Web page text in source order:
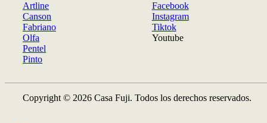
Artline
Canson
Fabriano
Olfa
Pentel
Pinto
Facebook
Instagram
Tiktok
Youtube
Copyright © 2026 Casa Fuji. Todos los derechos reservados.